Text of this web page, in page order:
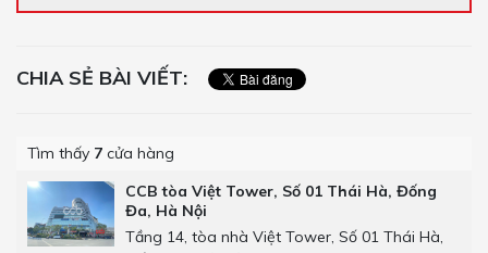
CHIA SẺ BÀI VIẾT:
Tìm thấy 7 cửa hàng
CCB tòa Việt Tower, Số 01 Thái Hà, Đống
Đa, Hà Nội
Tầng 14, tòa nhà Việt Tower, Số 01 Thái Hà,